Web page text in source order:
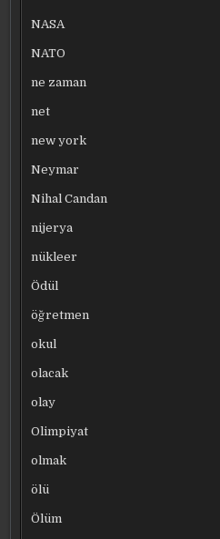
NASA
NATO
ne zaman
net
new york
Neymar
Nihal Candan
nijerya
nükleer
Ödül
öğretmen
okul
olacak
olay
Olimpiyat
olmak
ölü
Ölüm